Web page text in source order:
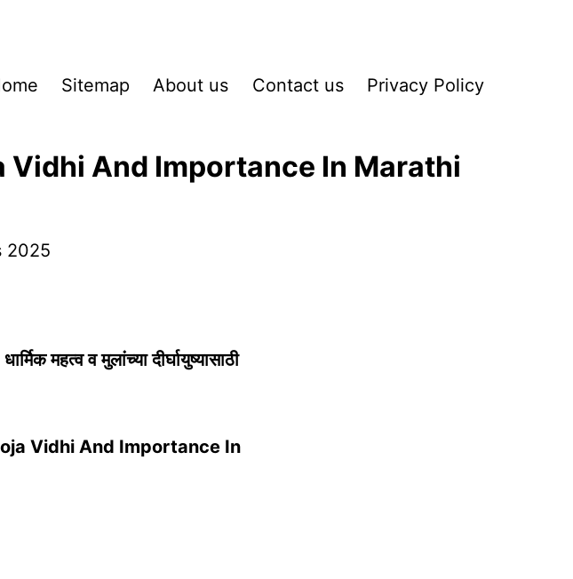
Sitemap About us Contact us Privacy Policy
And Importance In Marathi
महत्व व मुलांच्या दीर्घायुष्यासाठी
Vidhi And Importance In